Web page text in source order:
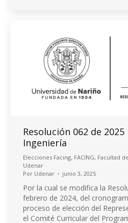
Resolución 062 de
Ingeniería
Elecciones Facing, FACING, Facultad
Udenar
Por Udenar junio 3, 2025
Por la cual se modifica la
febrero de 2024, del
proceso de elección del
el Comité Curricular del